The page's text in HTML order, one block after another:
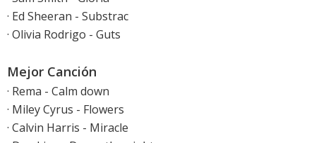
· Ed Sheeran - Substrac
· Olivia Rodrigo - Guts
Mejor Canción
· Rema - Calm down
· Miley Cyrus - Flowers
· Calvin Harris - Miracle